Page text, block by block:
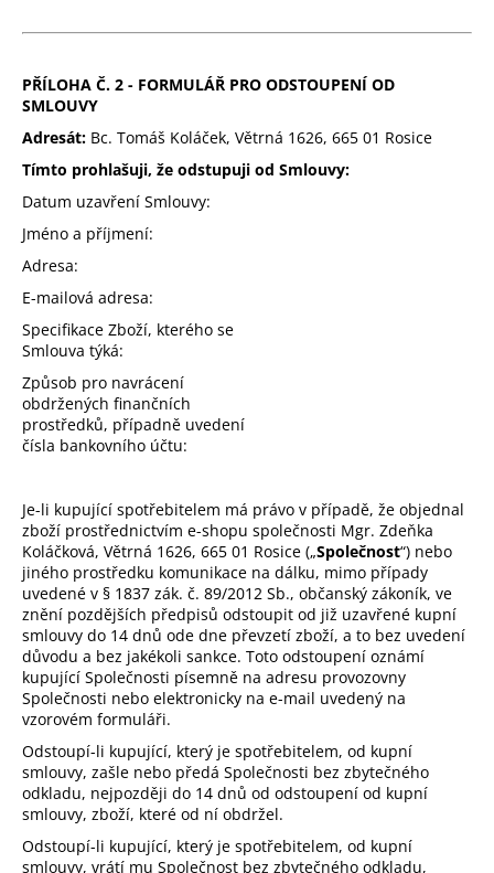
PŘÍLOHA Č. 2 - FORMULÁŘ PRO ODSTOUPENÍ OD
SMLOUVY
Adresát: Bc. Tomáš Koláček, Větrná 1626, 665 01 Rosice
Tímto prohlašuji, že odstupuji od Smlouvy:
Datum uzavření Smlouvy:
Jméno a příjmení:
Adresa:
E-mailová adresa:
Specifikace Zboží, kterého se
Smlouva týká:
Způsob pro navrácení
obdržených finančních
prostředků, případně uvedení
čísla bankovního účtu:
Je-li kupující spotřebitelem má právo v případě, že objednal
zboží prostřednictvím e-shopu společnosti Mgr. Zdeňka
Koláčková, Větrná 1626, 665 01 Rosice („Společnost“) nebo
jiného prostředku komunikace na dálku, mimo případy
uvedené v § 1837 zák. č. 89/2012 Sb., občanský zákoník, ve
znění pozdějších předpisů odstoupit od již uzavřené kupní
smlouvy do 14 dnů ode dne převzetí zboží, a to bez uvedení
důvodu a bez jakékoli sankce. Toto odstoupení oznámí
kupující Společnosti písemně na adresu provozovny
Společnosti nebo elektronicky na e-mail uvedený na
vzorovém formuláři.
Odstoupí-li kupující, který je spotřebitelem, od kupní
smlouvy, zašle nebo předá Společnosti bez zbytečného
odkladu, nejpozději do 14 dnů od odstoupení od kupní
smlouvy, zboží, které od ní obdržel.
Odstoupí-li kupující, který je spotřebitelem, od kupní
smlouvy, vrátí mu Společnost bez zbytečného odkladu,